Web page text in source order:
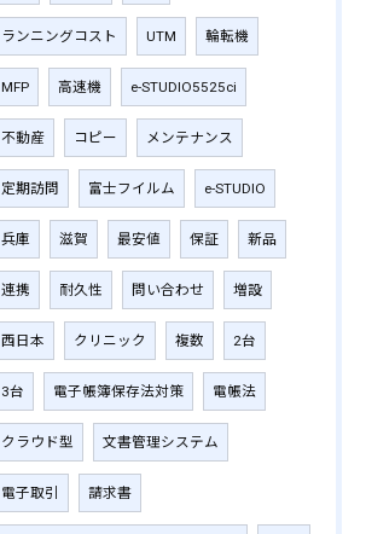
ランニングコスト UTM 輪転機
MFP 高速機 e-STUDIO5525ci
不動産 コピー メンテナンス
定期訪問 富士フイルム e-STUDIO
兵庫 滋賀 最安値 保証 新品
連携 耐久性 問い合わせ 増設
西日本 クリニック 複数 2台
3台 電子帳簿保存法対策 電帳法
クラウド型 文書管理システム
電子取引 請求書